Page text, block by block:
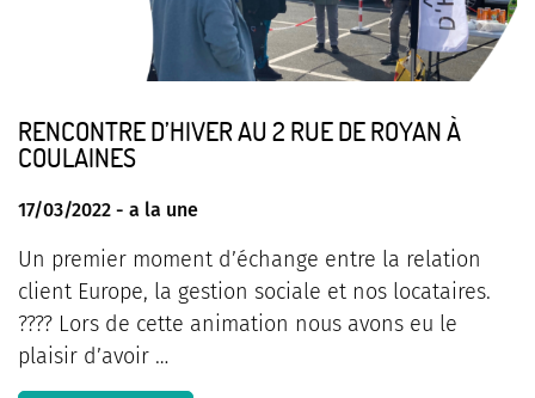
RENCONTRE D’HIVER AU 2 RUE DE ROYAN À
COULAINES
17/03/2022 - a la une
Un premier moment d’échange entre la relation
client Europe, la gestion sociale et nos locataires.
???? Lors de cette animation nous avons eu le
plaisir d’avoir …